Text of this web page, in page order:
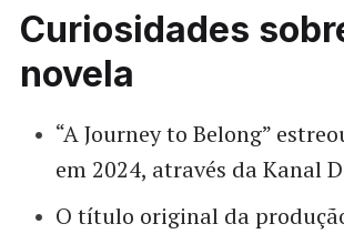
Curiosidades
novela
“A Journey to Belong”
em 2024, através da Kanal
O título original da